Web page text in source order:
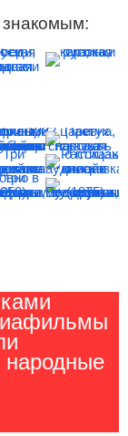
знакомым:
народные